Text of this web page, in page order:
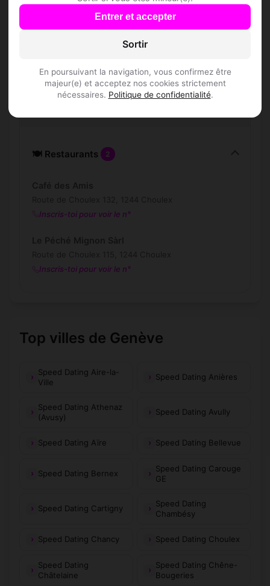
Entrer et accepter
Sortir
En poursuivant la navigation, vous confirmez être
majeur(e) et acceptez nos cookies strictement
nécessaires. Politique de confidentialité.
Combien de membres Speed Dating sont
Lieux de sortie à Choulex
🍽️ Restaurants 2
Inscris-toi pour voir le n°
Inscris-toi pour voir le n°
Top villes de Genève
Speed Dating Aire-la-
Ville
Speed Dating Anières
Speed Dating Athenaz
(Avusy)
Speed Dating Avully
Speed Dating Aïre Speed Dating Bellevue
Speed Dating Bernex
Speed Dating Carouge
GE
Speed Dating Cartigny
Speed Dating
Chambésy
Speed Dating Chancy Speed Dating Choulex
Speed Dating
Châtelaine
Speed Dating Chêne-
Bougeries